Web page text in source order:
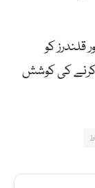
کو
کی کوشش